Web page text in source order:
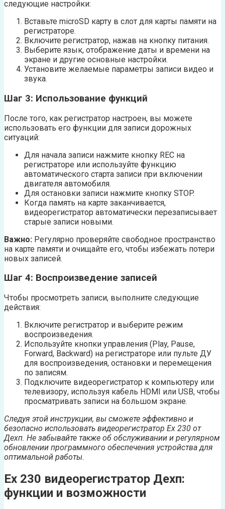
следующие настройки:
Вставьте microSD карту в слот для карты памяти на
регистраторе.
Включите регистратор, нажав на кнопку питания.
Выберите язык, отображение даты и времени на
экране и другие основные настройки.
Установите желаемые параметры записи видео и
звука.
Шаг 3: Использование функций
После того, как регистратор настроен, вы можете
использовать его функции для записи дорожных
ситуаций:
Для начала записи нажмите кнопку REC на
регистраторе или используйте функцию
автоматического старта записи при включении
двигателя автомобиля.
Для остановки записи нажмите кнопку STOP.
Когда память на карте заканчивается,
видеорегистратор автоматически перезаписывает
старые записи новыми.
Важно: Регулярно проверяйте свободное пространство
на карте памяти и очищайте его, чтобы избежать потери
новых записей.
Шаг 4: Воспроизведение записей
Чтобы просмотреть записи, выполните следующие
действия:
Включите регистратор и выберите режим
воспроизведения.
Используйте кнопки управления (Play, Pause,
Forward, Backward) на регистраторе или пульте ДУ
для воспроизведения, остановки и перемещения
по записям.
Подключите видеорегистратор к компьютеру или
телевизору, используя кабель HDMI или USB, чтобы
просматривать записи на большом экране.
Следуя этой инструкции, вы сможете эффективно и
безопасно использовать видеорегистратор Ех 230 от
Дехп. Не забывайте также об обслуживании и регулярном
обновлении программного обеспечения устройства для
оптимальной работы.
Ех 230 видеорегистратор Дехп:
функции и возможности